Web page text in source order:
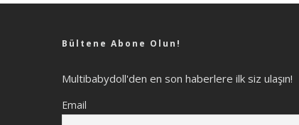
Bültene Abone Olun!
Multibabydoll'den en son haberlere ilk siz ulaşın!
Email